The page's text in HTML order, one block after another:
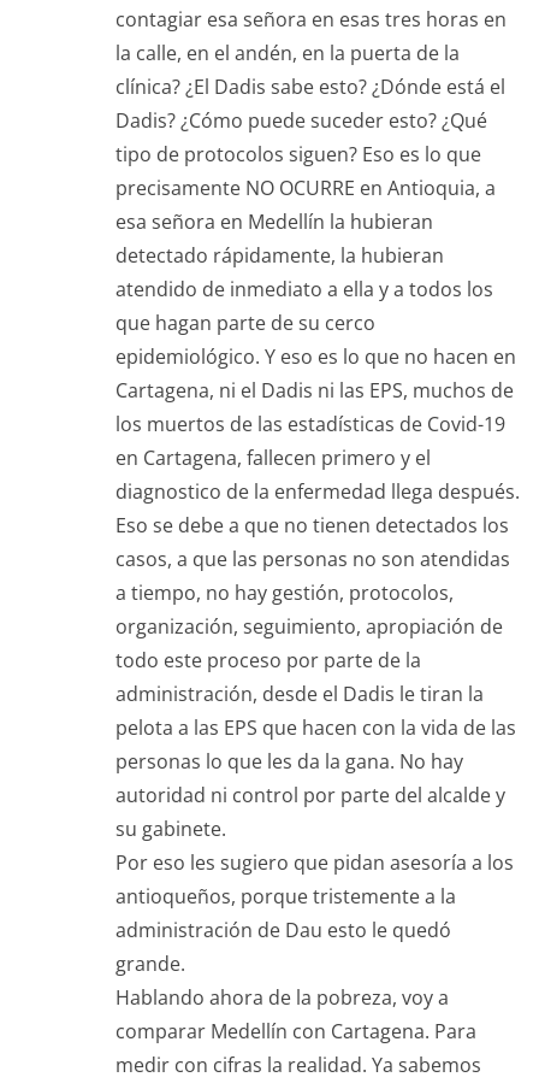
contagiar esa señora en esas tres horas en
la calle, en el andén, en la puerta de la
clínica? ¿El Dadis sabe esto? ¿Dónde está el
Dadis? ¿Cómo puede suceder esto? ¿Qué
tipo de protocolos siguen? Eso es lo que
precisamente NO OCURRE en Antioquia, a
esa señora en Medellín la hubieran
detectado rápidamente, la hubieran
atendido de inmediato a ella y a todos los
que hagan parte de su cerco
epidemiológico. Y eso es lo que no hacen en
Cartagena, ni el Dadis ni las EPS, muchos de
los muertos de las estadísticas de Covid-19
en Cartagena, fallecen primero y el
diagnostico de la enfermedad llega después.
Eso se debe a que no tienen detectados los
casos, a que las personas no son atendidas
a tiempo, no hay gestión, protocolos,
organización, seguimiento, apropiación de
todo este proceso por parte de la
administración, desde el Dadis le tiran la
pelota a las EPS que hacen con la vida de las
personas lo que les da la gana. No hay
autoridad ni control por parte del alcalde y
su gabinete.
Por eso les sugiero que pidan asesoría a los
antioqueños, porque tristemente a la
administración de Dau esto le quedó
grande.
Hablando ahora de la pobreza, voy a
comparar Medellín con Cartagena. Para
medir con cifras la realidad. Ya sabemos